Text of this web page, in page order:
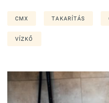
CMX TAKARÍTÁS
VÍZKŐ